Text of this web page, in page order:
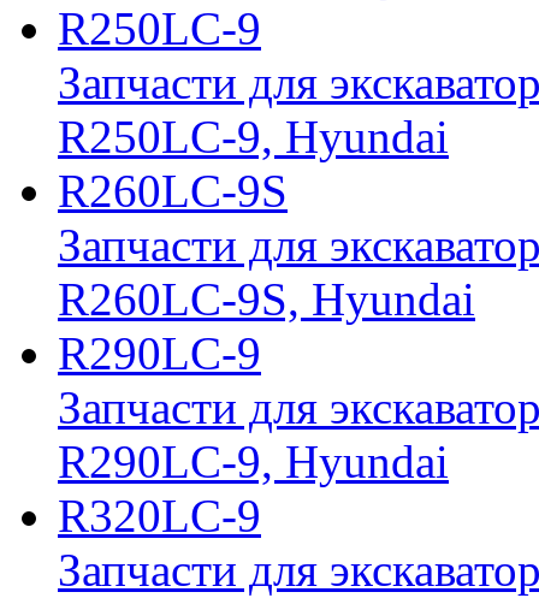
R250LC-9
Запчасти для
R250LC-9, Hyundai
R260LC-9S
Запчасти для
R260LC-9S, Hyundai
R290LC-9
Запчасти для
R290LC-9, Hyundai
R320LC-9
Запчасти для